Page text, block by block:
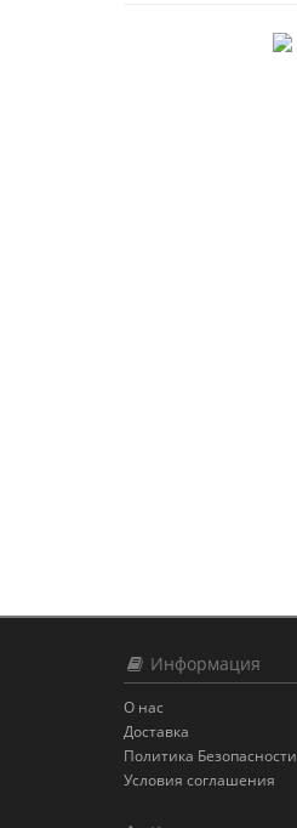
Информация
О нас
Доставка
Политика Безопасности
Условия соглашения